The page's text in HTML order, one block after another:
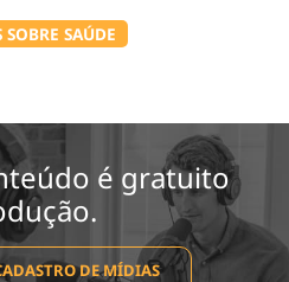
SAÚDE
é gratuito
DE MÍDIAS